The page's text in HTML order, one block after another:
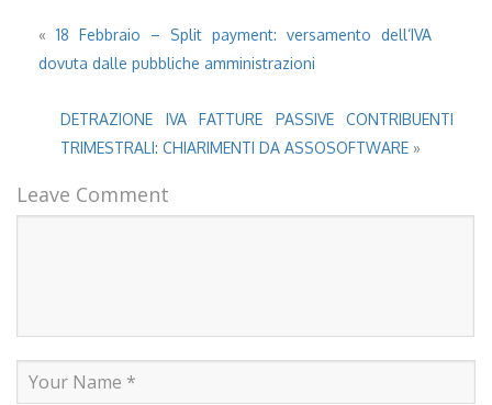
« 18 Febbraio – Split payment: versamento dell’IVA
dovuta dalle pubbliche amministrazioni
DETRAZIONE IVA FATTURE PASSIVE CONTRIBUENTI
TRIMESTRALI: CHIARIMENTI DA ASSOSOFTWARE »
Leave Comment